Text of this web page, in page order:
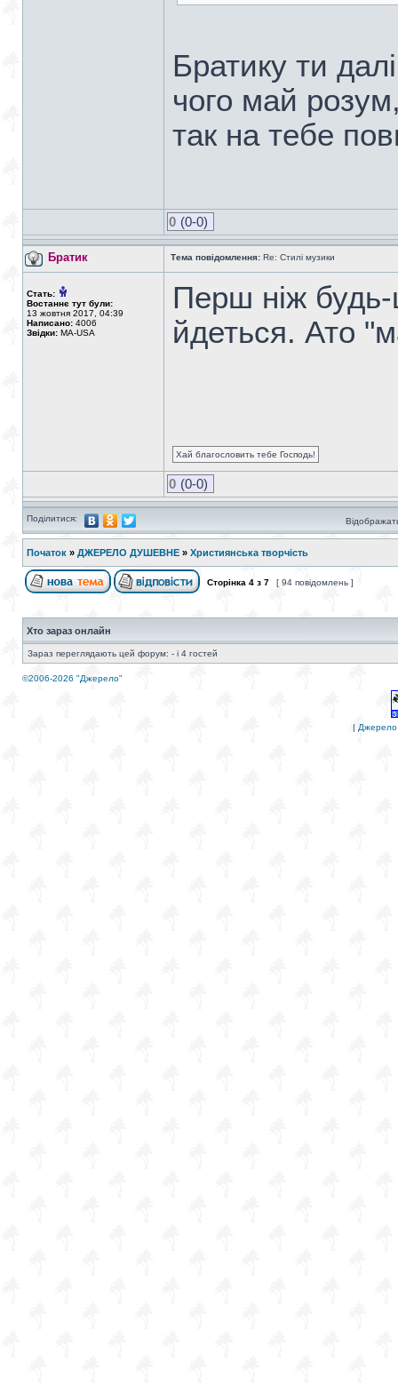
Братику ти
чого май
так на тебе
0 (0-0)
Братик Тема повідомлення: Re: Стилі музики
Стать:
Востаннє тут були:
13 жовтня 2017, 04:39
Написано: 4006
Звідки: MA-USA
Перш ніж
йдеться. Ато
Хай благословить тебе Господь!
0 (0-0)
Поділитися:
Початок » ДЖЕРЕЛО ДУШЕВНЕ » Християнська творчість
Сторінка 4 з 7 [ 94 повідомлень ]
Хто зараз онлайн
Зараз переглядають цей форум: - і 4 гостей
©2006-2026 "Джерело"
| Джерело